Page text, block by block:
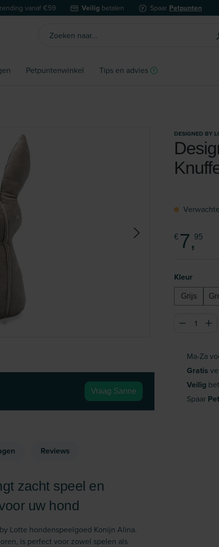
vanaf €59 Veilig betalen Spaar Petpunten
Petpuntenwinkel Tips en advies
Vraag Sanne
DESIGNED BY
€ 7,95
Selecteer
Kleur
Grijs
Ma-Za
Gratis
Veilig
Spaar
Reviews
zacht speel en
uw hond
Lotte hondenspeelgoed Konijn Alina.
is perfect voor zowel spelen als